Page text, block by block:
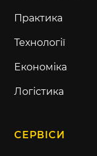
Практика
Технології
Економіка
Логістика
СЕРВІСИ